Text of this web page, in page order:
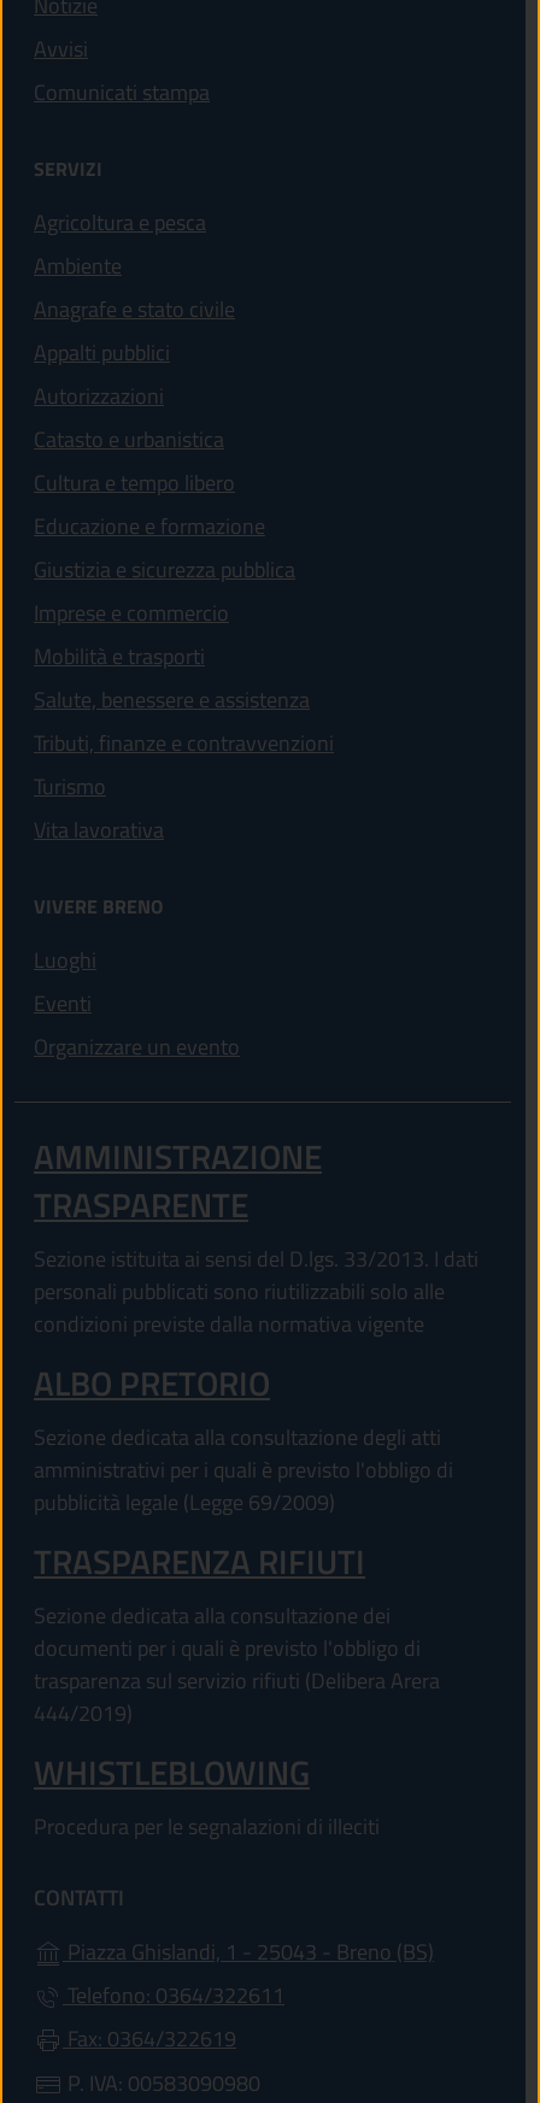
Avvisi
Comunicati stampa
SERVIZI
Agricoltura e pesca
Ambiente
Anagrafe e stato civile
Appalti pubblici
Autorizzazioni
Catasto e urbanistica
Cultura e tempo libero
Educazione e formazione
Giustizia e sicurezza pubblica
Imprese e commercio
Mobilità e trasporti
Salute, benessere e assistenza
Tributi, finanze e contravvenzioni
Turismo
Vita lavorativa
VIVERE BRENO
Luoghi
Eventi
Organizzare un evento
AMMINISTRAZIONE
TRASPARENTE
Sezione istituita ai sensi del D.lgs. 33/2013. I dati
personali pubblicati sono riutilizzabili solo alle
condizioni previste dalla normativa vigente
ALBO PRETORIO
Sezione dedicata alla consultazione degli atti
amministrativi per i quali è previsto l'obbligo di
pubblicità legale (Legge 69/2009)
TRASPARENZA RIFIUTI
Sezione dedicata alla consultazione dei
documenti per i quali è previsto l'obbligo di
trasparenza sul servizio rifiuti (Delibera Arera
444/2019)
WHISTLEBLOWING
Procedura per le segnalazioni di illeciti
CONTATTI
Piazza Ghislandi, 1 - 25043 - Breno (BS)
Telefono: 0364/322611
Fax: 0364/322619
P. IVA: 00583090980